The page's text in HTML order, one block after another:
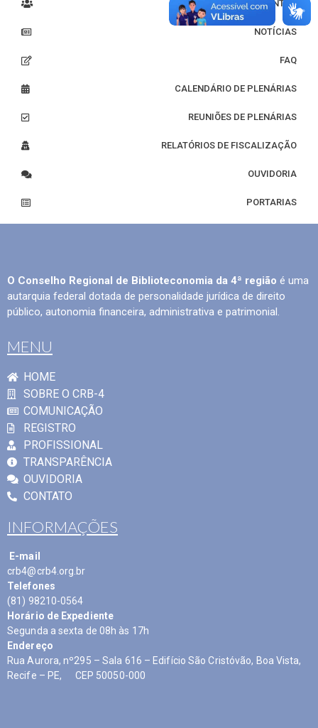
EVENTOS
NOTÍCIAS
FAQ
CALENDÁRIO DE PLENÁRIAS
REUNIÕES DE PLENÁRIAS
RELATÓRIOS DE FISCALIZAÇÃO
OUVIDORIA
PORTARIAS
O Conselho Regional de Biblioteconomia da 4ª região é uma
autarquia federal dotada de personalidade jurídica de direito
público, autonomia financeira, administrativa e patrimonial.
MENU
HOME
SOBRE O CRB-4
COMUNICAÇÃO
REGISTRO
PROFISSIONAL
TRANSPARÊNCIA
OUVIDORIA
CONTATO
INFORMAÇÕES
E-mail
crb4@crb4.org.br
Telefones
(81) 98210-0564
Horário de Expediente
Segunda a sexta de 08h às 17h
Endereço
Rua Aurora, nº295 – Sala 616 – Edifício São Cristóvão, Boa Vista,
Recife – PE, CEP 50050-000